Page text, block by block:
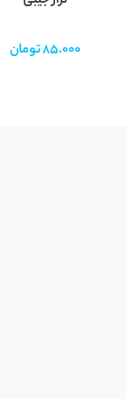
85.000تومان